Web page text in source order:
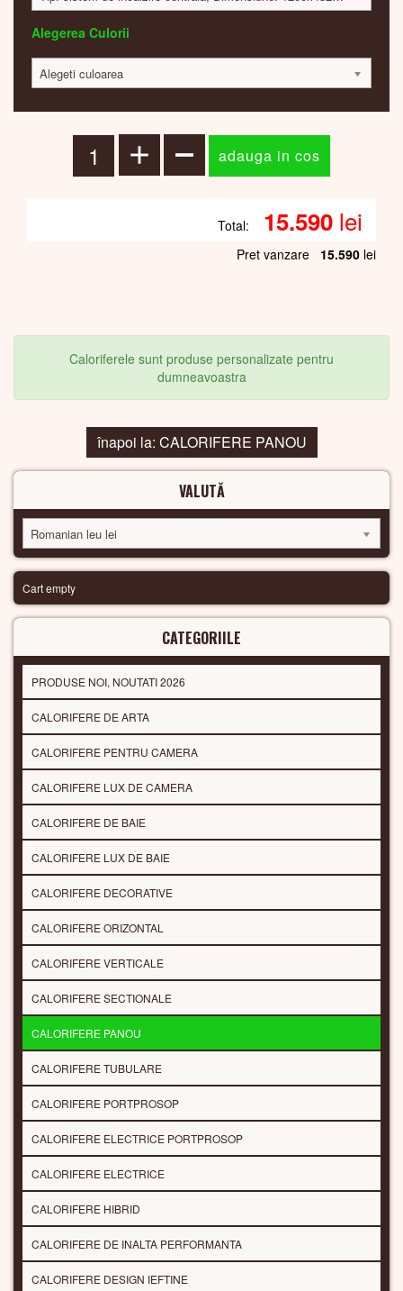
Alegerea Culorii
Alegeti culoarea
Total: 15.590 lei
Pret vanzare 15.590 lei
Caloriferele sunt produse personalizate pentru
dumneavoastra
înapoi la: CALORIFERE PANOU
VALUTĂ
Romanian leu lei
Cart empty
CATEGORIILE
PRODUSE NOI, NOUTATI 2026
CALORIFERE DE ARTA
CALORIFERE PENTRU CAMERA
CALORIFERE LUX DE CAMERA
CALORIFERE DE BAIE
CALORIFERE LUX DE BAIE
CALORIFERE DECORATIVE
CALORIFERE ORIZONTAL
CALORIFERE VERTICALE
CALORIFERE SECTIONALE
CALORIFERE PANOU
CALORIFERE TUBULARE
CALORIFERE PORTPROSOP
CALORIFERE ELECTRICE PORTPROSOP
CALORIFERE ELECTRICE
CALORIFERE HIBRID
CALORIFERE DE INALTA PERFORMANTA
CALORIFERE DESIGN IEFTINE